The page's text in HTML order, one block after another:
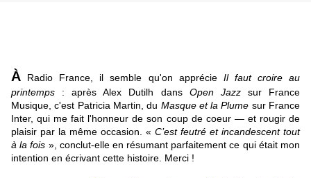
À Radio France, il semble qu'on apprécie Il faut croire au
printemps : après Alex Dutilh dans Open Jazzsur France
Musique, c'est Patricia Martin, du Masque et la Plume sur France
Inter, qui me fait l'honneur de son coup de coeur — et rougir de
plaisir par la même occasion. « C’est feutré et incandescent tout
à la fois », conclut-elle en résumant parfaitement ce qui était mon
intention en écrivant cette histoire. Merci !